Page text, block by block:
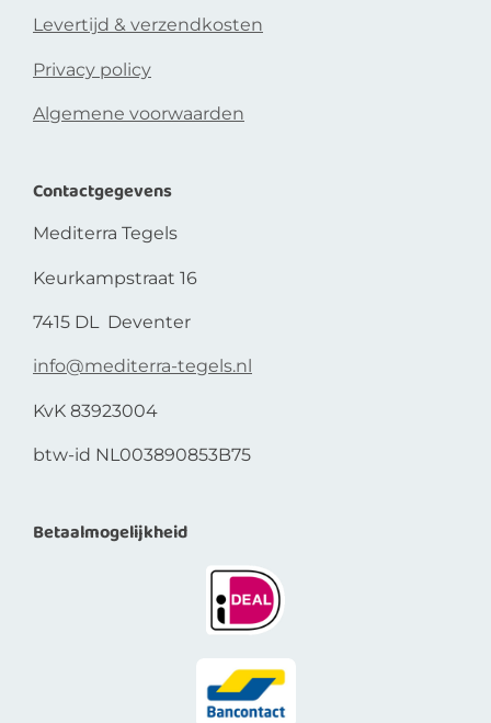
Levertijd & verzendkosten
Privacy policy
Algemene voorwaarden
Contactgegevens
Mediterra Tegels
Keurkampstraat 16
7415 DL Deventer
info@mediterra-tegels.nl
KvK 83923004
btw-id NL003890853B75
Betaalmogelijkheid